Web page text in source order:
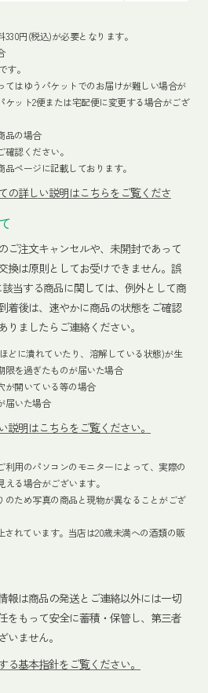
円(税込)が必要となります。
す。
てはゆうパケットでのお届けが難しい場合が
ケット2便または宅配便に変更する場合がござ
品の場合
認ください。
ページに記載しております。
の詳しい説明はこちらをご覧くださ
ご注文キャンセルや、未開封であって
換は原則としてお受けできません。誤
当する商品に関しては、例外として商
着後は、速やかに商品の状態をご確認
ましたらご連絡ください。
どに潰れていたり、溶解している状態)が生
限を過ぎたものが届いた場合
が開いている等の場合
届いた場合
明はこちらをご覧ください。
利用のパソコンのモニターによって、実際の
る場合がございます。
のため写真の商品と現物が異なることがござ
されています。当店は20歳未満への酒類の販
報は商品の発送とご連絡以外には一切
をもって安全に蓄積・保管し、第三者
いません。
基本指針をご覧ください。